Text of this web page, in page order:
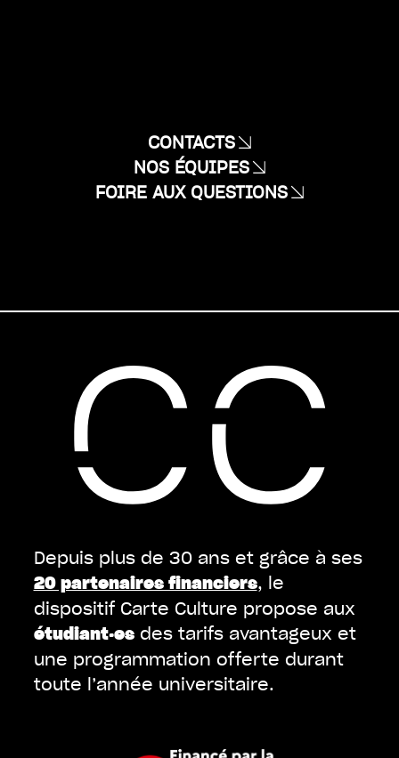
CONTACTS
NOS ÉQUIPES
FOIRE AUX QUESTIONS
Depuis plus de 30 ans et grâce à ses
20 partenaires financiers, le
dispositif Carte Culture propose aux
étudiant·esdes tarifs avantageux et
une programmation offerte durant
toute l’année universitaire.